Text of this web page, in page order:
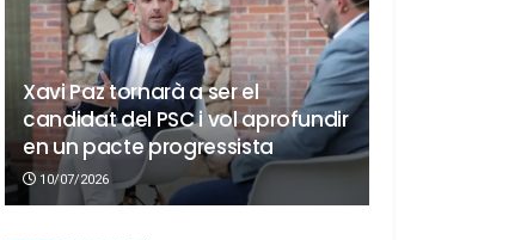
Xavi Paz tornarà a ser el
candidat del PSC i vol aprofundir
en un pacte progressista
10/07/2026